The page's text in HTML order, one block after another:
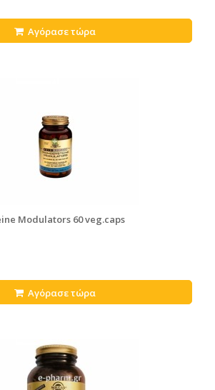
Αγόρασε τώρα
Modulators 60 veg.caps
Αγόρασε τώρα